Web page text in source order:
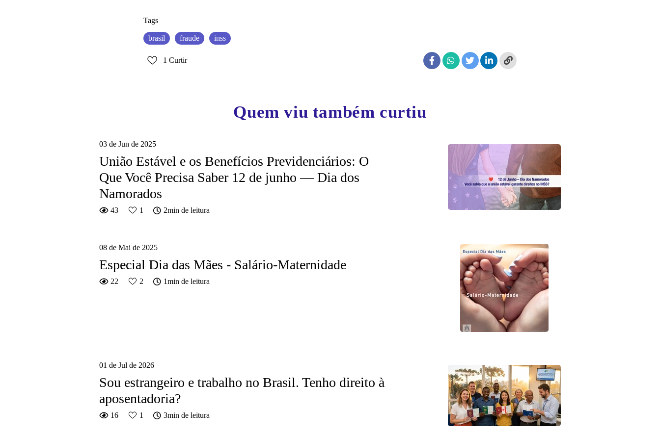
Tags
brasil fraude inss
1 Curtir
Quem viu também curtiu
03 de Jun de 2025
União Estável e os Benefícios Previdenciários: O
Que Você Precisa Saber 12 de junho — Dia dos
Namorados
43 1 2min de leitura
08 de Mai de 2025
Especial Dia das Mães - Salário-Maternidade
22 2 1min de leitura
01 de Jul de 2026
Sou estrangeiro e trabalho no Brasil. Tenho direito à
aposentadoria?
16 1 3min de leitura